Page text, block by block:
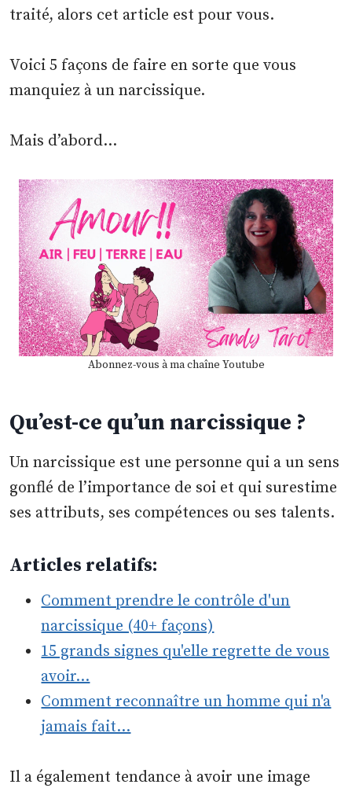
traité, alors cet article est pour vous.
Voici 5 façons de faire en sorte que vous
manquiez à un narcissique.
Mais d’abord…
Abonnez-vous à ma chaîne Youtube
Qu’est-ce qu’un narcissique ?
Un narcissique est une personne qui a un sens
gonflé de l’importance de soi et qui surestime
ses attributs, ses compétences ou ses talents.
Articles relatifs:
Comment prendre le contrôle d'un
narcissique (40+ façons)
15 grands signes qu'elle regrette de vous
avoir…
Comment reconnaître un homme qui n'a
jamais fait…
Il a également tendance à avoir une image